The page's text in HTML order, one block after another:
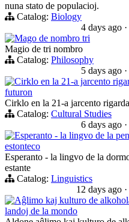
nuna stato de populacioj.
Catalog: Biology
4 days ago ·
Mago de nombro tri
Magio de tri nombro
Catalog: Philosophy
5 days ago ·
Cirklo en la 21-a jarcento
futuron
Cirklo en la 21-a jarcento
Catalog: Cultural Studies
6 days ago ·
Esperanto - la lingvo de la
estonteco
Esperanto - la lingvo de la
estante
Catalog: Linguistics
12 days ago ·
Aĝlimo kaj kulturo de
landoj de la mondo